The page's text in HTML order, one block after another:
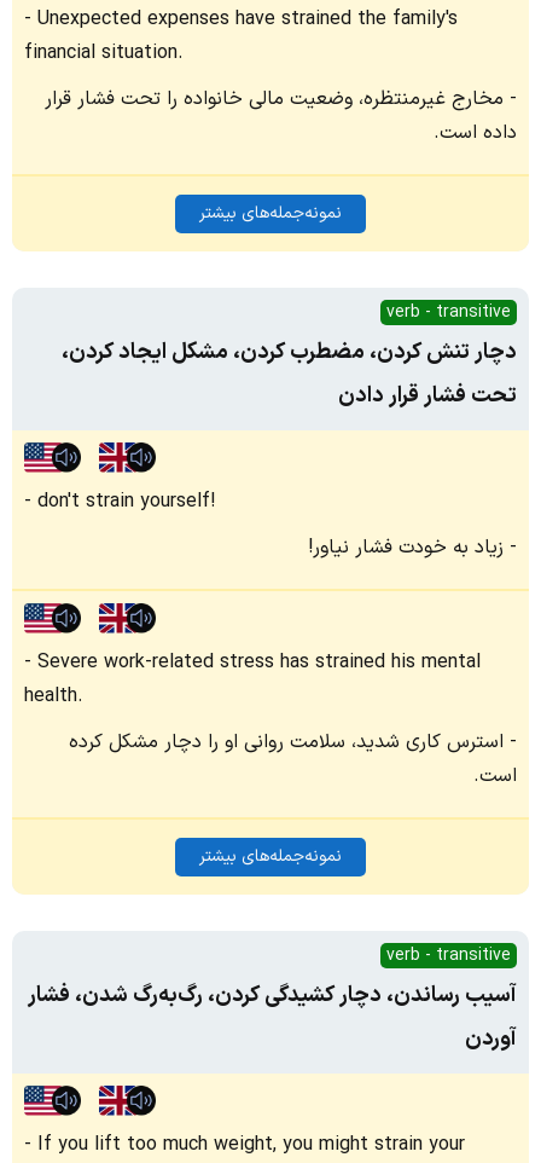
Unexpected expenses have strained the family's
financial situation.
مخارج غیرمنتظره، وضعیت مالی خانواده را تحت فشار قرار
داده است.
نمونه‌جمله‌های بیشتر
verb - transitive
دچار تنش کردن، مضطرب کردن، مشکل ایجاد کردن،
تحت فشار قرار دادن
don't strain yourself!
زیاد به خودت فشار نیاور!
Severe work-related stress has strained his mental
health.
استرس کاری شدید، سلامت روانی او را دچار مشکل کرده
است.
نمونه‌جمله‌های بیشتر
verb - transitive
آسیب رساندن، دچار کشیدگی کردن، رگ‌به‌رگ شدن، فشار
آوردن
If you lift too much weight, you might strain your